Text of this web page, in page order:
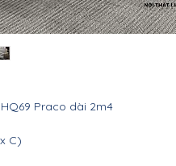
Praco dài 2m4
C)